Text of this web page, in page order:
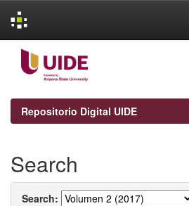
navigation
Repositorio Digital UIDE
Search
Search: